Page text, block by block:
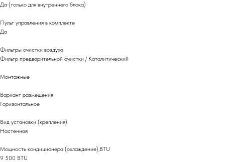
Да (только для внутреннего блока)
Пульт управления в комплекте
Да
Фильтры очистки воздуха
Фильтр предварительной очистки / Каталитический
Монтажные
Вариант размещения
Горизонтальное
Вид установки (крепления)
Настенная
Мощность кондиционера (охлаждение),BTU
9 500 BTU